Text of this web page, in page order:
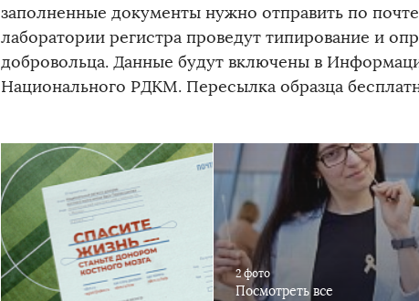
заполненные документы нужно отправить по
лаборатории регистра проведут типирование и
добровольца. Данные будут включены в
Национального РДКМ. Пересылка образца
2 фото
Посмотреть все